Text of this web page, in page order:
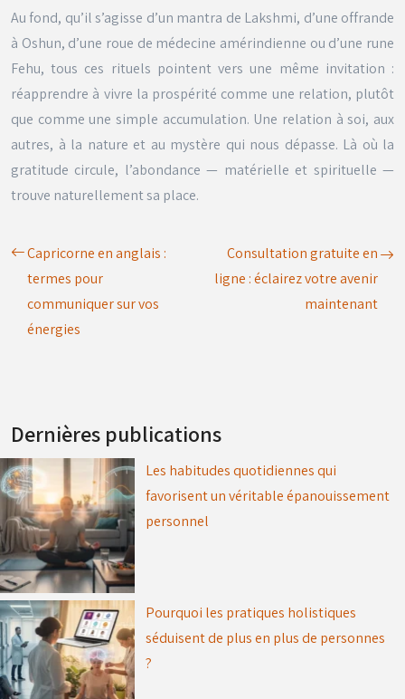
Au fond, qu’il s’agisse d’un mantra de Lakshmi, d’une offrande
à Oshun, d’une roue de médecine amérindienne ou d’une rune
Fehu, tous ces rituels pointent vers une même invitation :
réapprendre à vivre la prospérité comme une relation, plutôt
que comme une simple accumulation. Une relation à soi, aux
autres, à la nature et au mystère qui nous dépasse. Là où la
gratitude circule, l’abondance — matérielle et spirituelle —
trouve naturellement sa place.
Capricorne en anglais :
termes pour
communiquer sur vos
énergies
Consultation gratuite en
ligne : éclairez votre avenir
maintenant
Dernières publications
Les habitudes quotidiennes qui
favorisent un véritable épanouissement
personnel
Pourquoi les pratiques holistiques
séduisent de plus en plus de personnes
?